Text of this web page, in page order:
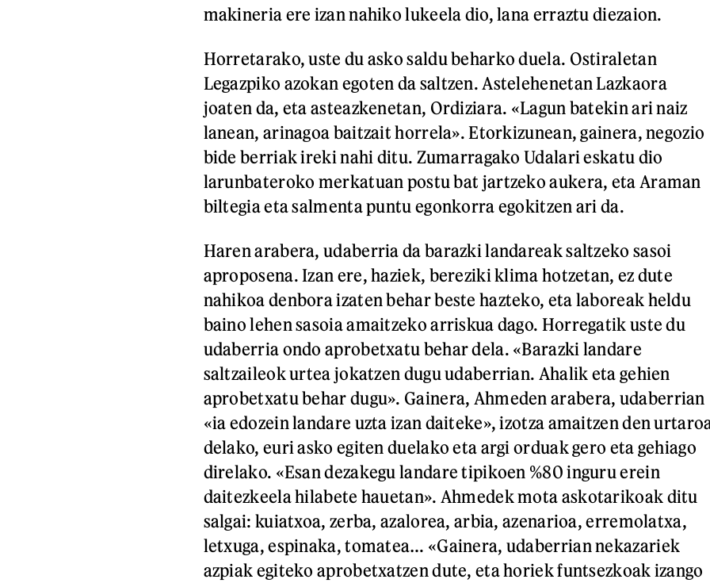
makineria ere izan nahiko lukeela dio, lana erraztu diezaion.
Horretarako, uste du asko saldu beharko duela. Ostiraletan
Legazpiko azokan egoten da saltzen. Astelehenetan Lazkaora
joaten da, eta asteazkenetan, Ordiziara. «Lagun batekin ari naiz
lanean, arinagoa baitzait horrela». Etorkizunean, gainera, negozio
bide berriak ireki nahi ditu. Zumarragako Udalari eskatu dio
larunbateroko merkatuan postu bat jartzeko aukera, eta Araman
biltegia eta salmenta puntu egonkorra egokitzen ari da.
Haren arabera, udaberria da barazki landareak saltzeko sasoi
aproposena. Izan ere, haziek, bereziki klima hotzetan, ez dute
nahikoa denbora izaten behar beste hazteko, eta laboreak heldu
baino lehen sasoia amaitzeko arriskua dago. Horregatik uste du
udaberria ondo aprobetxatu behar dela. «Barazki landare
saltzaileok urtea jokatzen dugu udaberrian. Ahalik eta gehien
aprobetxatu behar dugu». Gainera, Ahmeden arabera, udaberrian
«ia edozein landare uzta izan daiteke», izotza amaitzen den
delako, euri asko egiten duelako eta argi orduak gero eta gehiago
direlako. «Esan dezakegu landare tipikoen %80 inguru erein
daitezkeela hilabete hauetan». Ahmedek mota askotarikoak ditu
salgai: kuiatxoa, zerba, azalorea, arbia, azenarioa, erremolatxa,
letxuga, espinaka, tomatea… «Gainera, udaberrian nekazariek
azpiak egiteko aprobetxatzen dute, eta horiek funtsezkoak izango